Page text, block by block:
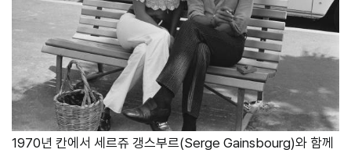
1970년 칸에서 세르쥬 갱스부르(Serge Gainsbourg)와 함께